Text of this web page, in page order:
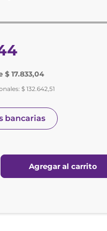
$ 17.833,04
$ 132.642,51
bancarias
Agregar al carrito